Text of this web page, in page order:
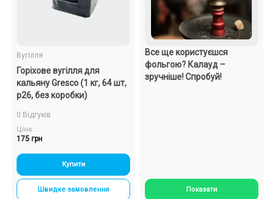
Вугілля
Горіхове вугілля для
кальяну Gresco (1 кг, 64 шт,
р26, без коробки)
0 Відгуків
Ціна:
175 грн
Купити
Швидке замовлення
Все ще користуєшся
фольгою? Калауд –
зручніше! Спробуй!
Показати